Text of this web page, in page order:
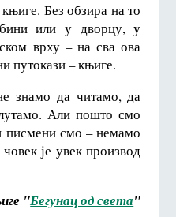
Без обзира на то
или у дворцу, у
врху – на сва ова
путокази – књиге.
знамо да читамо, да
Али пошто смо
писмени смо – немамо
је увек производ
"Бегунац од света"